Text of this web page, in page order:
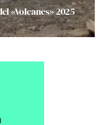
«Volcanes» 2025